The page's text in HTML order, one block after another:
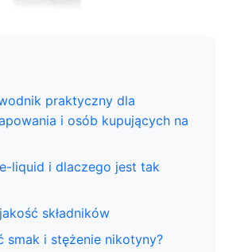
praktyczny dla
i osób kupujących na
liquid i dlaczego jest tak
składników
smak i stężenie nikotyny?